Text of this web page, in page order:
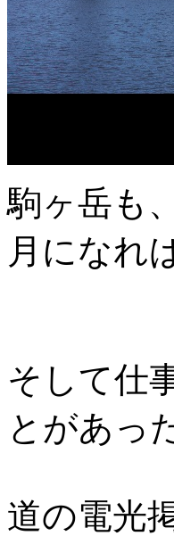
駒ヶ岳も
月になれ
そして仕
とがあっ
道の電光